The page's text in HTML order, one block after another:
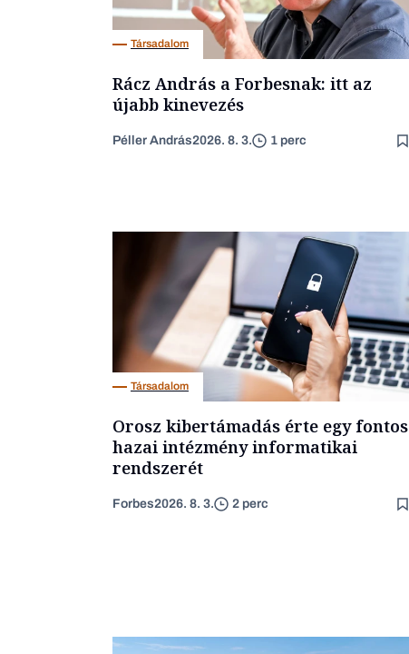
Társadalom
Rácz András a Forbesnak: itt az
újabb kinevezés
Péller András2026. 8. 3. 1 perc
Társadalom
Orosz kibertámadás érte egy fontos
hazai intézmény informatikai
rendszerét
Forbes2026. 8. 3. 2 perc